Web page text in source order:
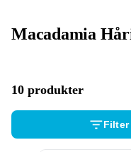
Macadamia
10 produkter
Filter